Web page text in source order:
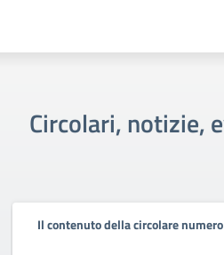
Circolari, notizie,
Il contenuto della circolare